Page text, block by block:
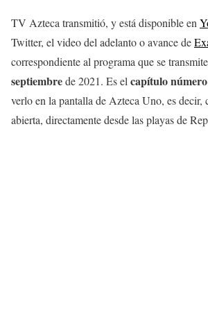
TV Azteca transmitió, y está disponible en
Twitter, el video del adelanto o avance de
correspondiente al programa que se
septiembrede 2021. Es el capítulo
verlo en la pantalla de Azteca Uno, es decir,
abierta, directamente desde las playas de